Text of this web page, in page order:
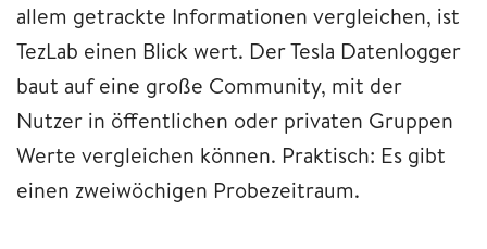
allem getrackte Informationen vergleichen, ist
TezLab einen Blick wert. Der Tesla Datenlogger
baut auf eine große Community, mit der
Nutzer in öffentlichen oder privaten Gruppen
Werte vergleichen können. Praktisch: Es gibt
einen zweiwöchigen Probezeitraum.